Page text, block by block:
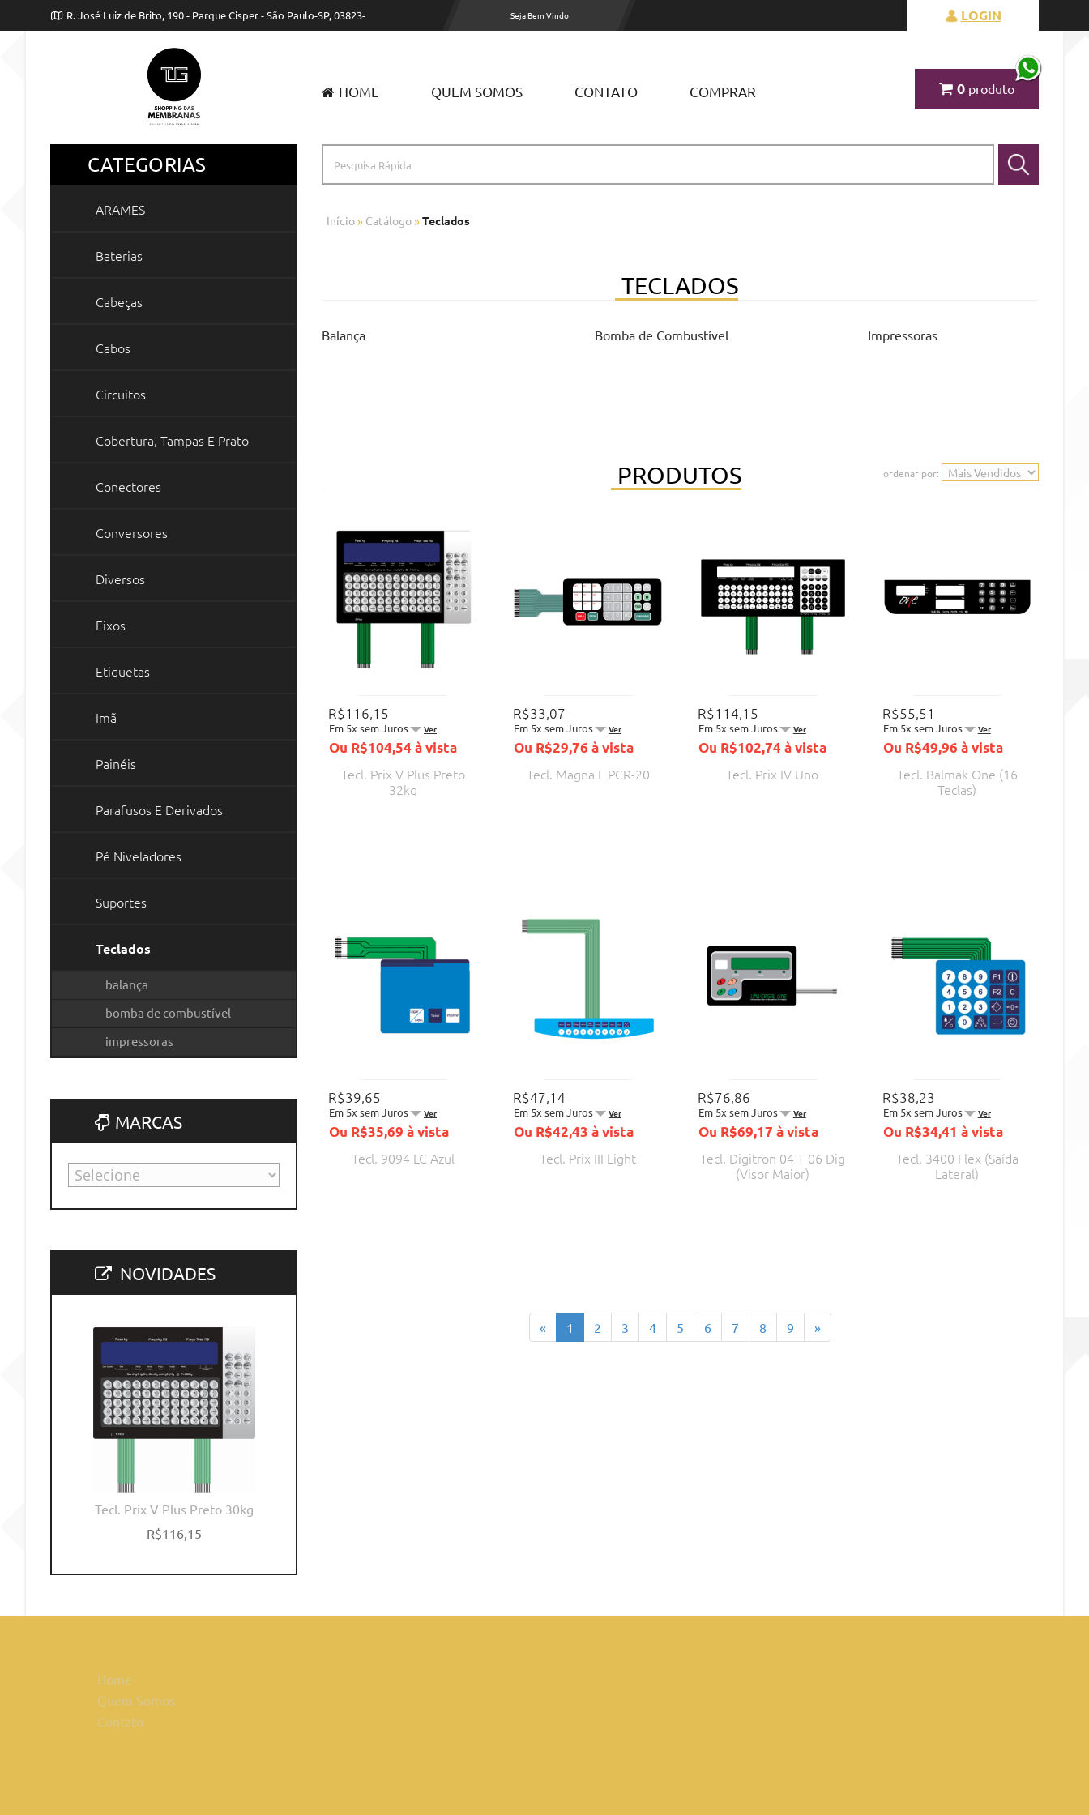
R. José Luiz de Brito, 190 - Parque Cisper - São Paulo-SP, 03823- Seja Bem Vindo LOGIN
0 produto
HOME QUEM SOMOS CONTATO COMPRAR
Início» Catálogo»Teclados
TECLADOS
Balança Bomba de Combustível Impressoras
PRODUTOS
Tecl. Prix V Plus Preto
32kg
R$116,15
Em 5x sem Juros Ver
Ou R$104,54 à vista
Tecl. Magna L PCR-20
R$33,07
Em 5x sem Juros Ver
Ou R$29,76 à vista
Tecl. Prix IV Uno
R$114,15
Em 5x sem Juros Ver
Ou R$102,74 à vista
Tecl. Balmak One (16
Teclas)
R$55,51
Em 5x sem Juros Ver
Ou R$49,96 à vista
Tecl. 9094 LC Azul
R$39,65
Em 5x sem Juros Ver
Ou R$35,69 à vista
Tecl. Prix III Light
R$47,14
Em 5x sem Juros Ver
Ou R$42,43 à vista
Tecl. Digitron 04 T 06 Dig
(Visor Maior)
R$76,86
Em 5x sem Juros Ver
Ou R$69,17 à vista
Tecl. 3400 Flex (Saída
Lateral)
R$38,23
Em 5x sem Juros Ver
Ou R$34,41 à vista
« Anterior
1 2 3 4 5 6 7 8 9 »Próximo
CATEGORIAS
ARAMES
Baterias
Cabeças
Cabos
Circuitos
Cobertura, Tampas E Prato
Conectores
Conversores
Diversos
Eixos
Etiquetas
Imã
Painéis
Parafusos E Derivados
Pé Niveladores
Suportes
Teclados
balança
bomba de combustível
impressoras
MARCAS
NOVIDADES
Tecl. Prix V Plus Preto 30kg
R$116,15
Home
Quem Somos
Contato